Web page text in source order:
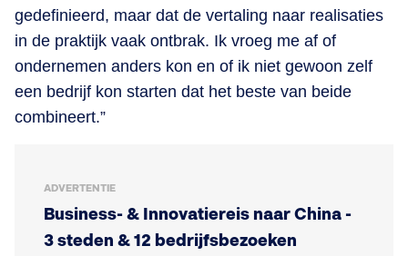
gedefinieerd, maar dat de vertaling naar realisaties
in de praktijk vaak ontbrak. Ik vroeg me af of
ondernemen anders kon en of ik niet gewoon zelf
een bedrijf kon starten dat het beste van beide
combineert.”
ADVERTENTIE
Business- & Innovatiereis naar China -
3 steden & 12 bedrijfsbezoeken